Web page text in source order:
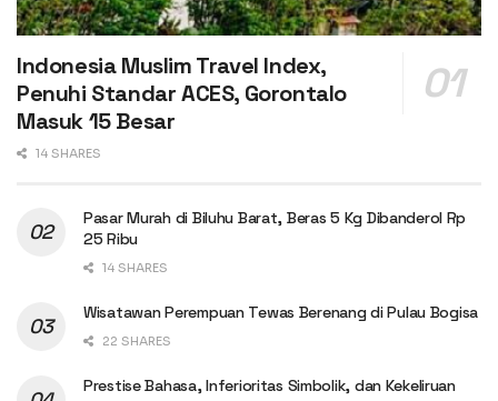
Indonesia Muslim Travel Index,
Penuhi Standar ACES, Gorontalo
Masuk 15 Besar
14 SHARES
Pasar Murah di Biluhu Barat, Beras 5 Kg Dibanderol Rp
25 Ribu
14 SHARES
Wisatawan Perempuan Tewas Berenang di Pulau Bogisa
22 SHARES
Prestise Bahasa, Inferioritas Simbolik, dan Kekeliruan